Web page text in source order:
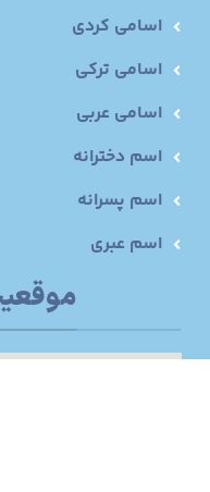
اسامی کردی
اسامی ترکی
اسامی عربی
اسم دخترانه
اسم پسرانه
اسم عبری